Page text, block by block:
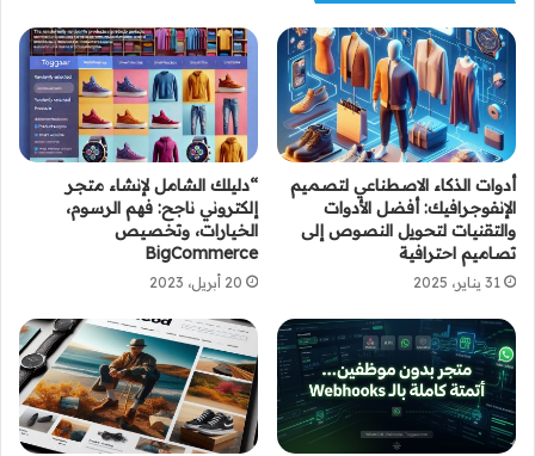
أدوات الذكاء الاصطناعي لتصميم
الإنفوجرافيك: أفضل الأدوات
والتقنيات لتحويل النصوص إلى
تصاميم احترافية
31 يناير، 2025
“دليلك الشامل لإنشاء متجر
إلكتروني ناجح: فهم الرسوم،
الخيارات، وتخصيص
BigCommerce
20 أبريل، 2023